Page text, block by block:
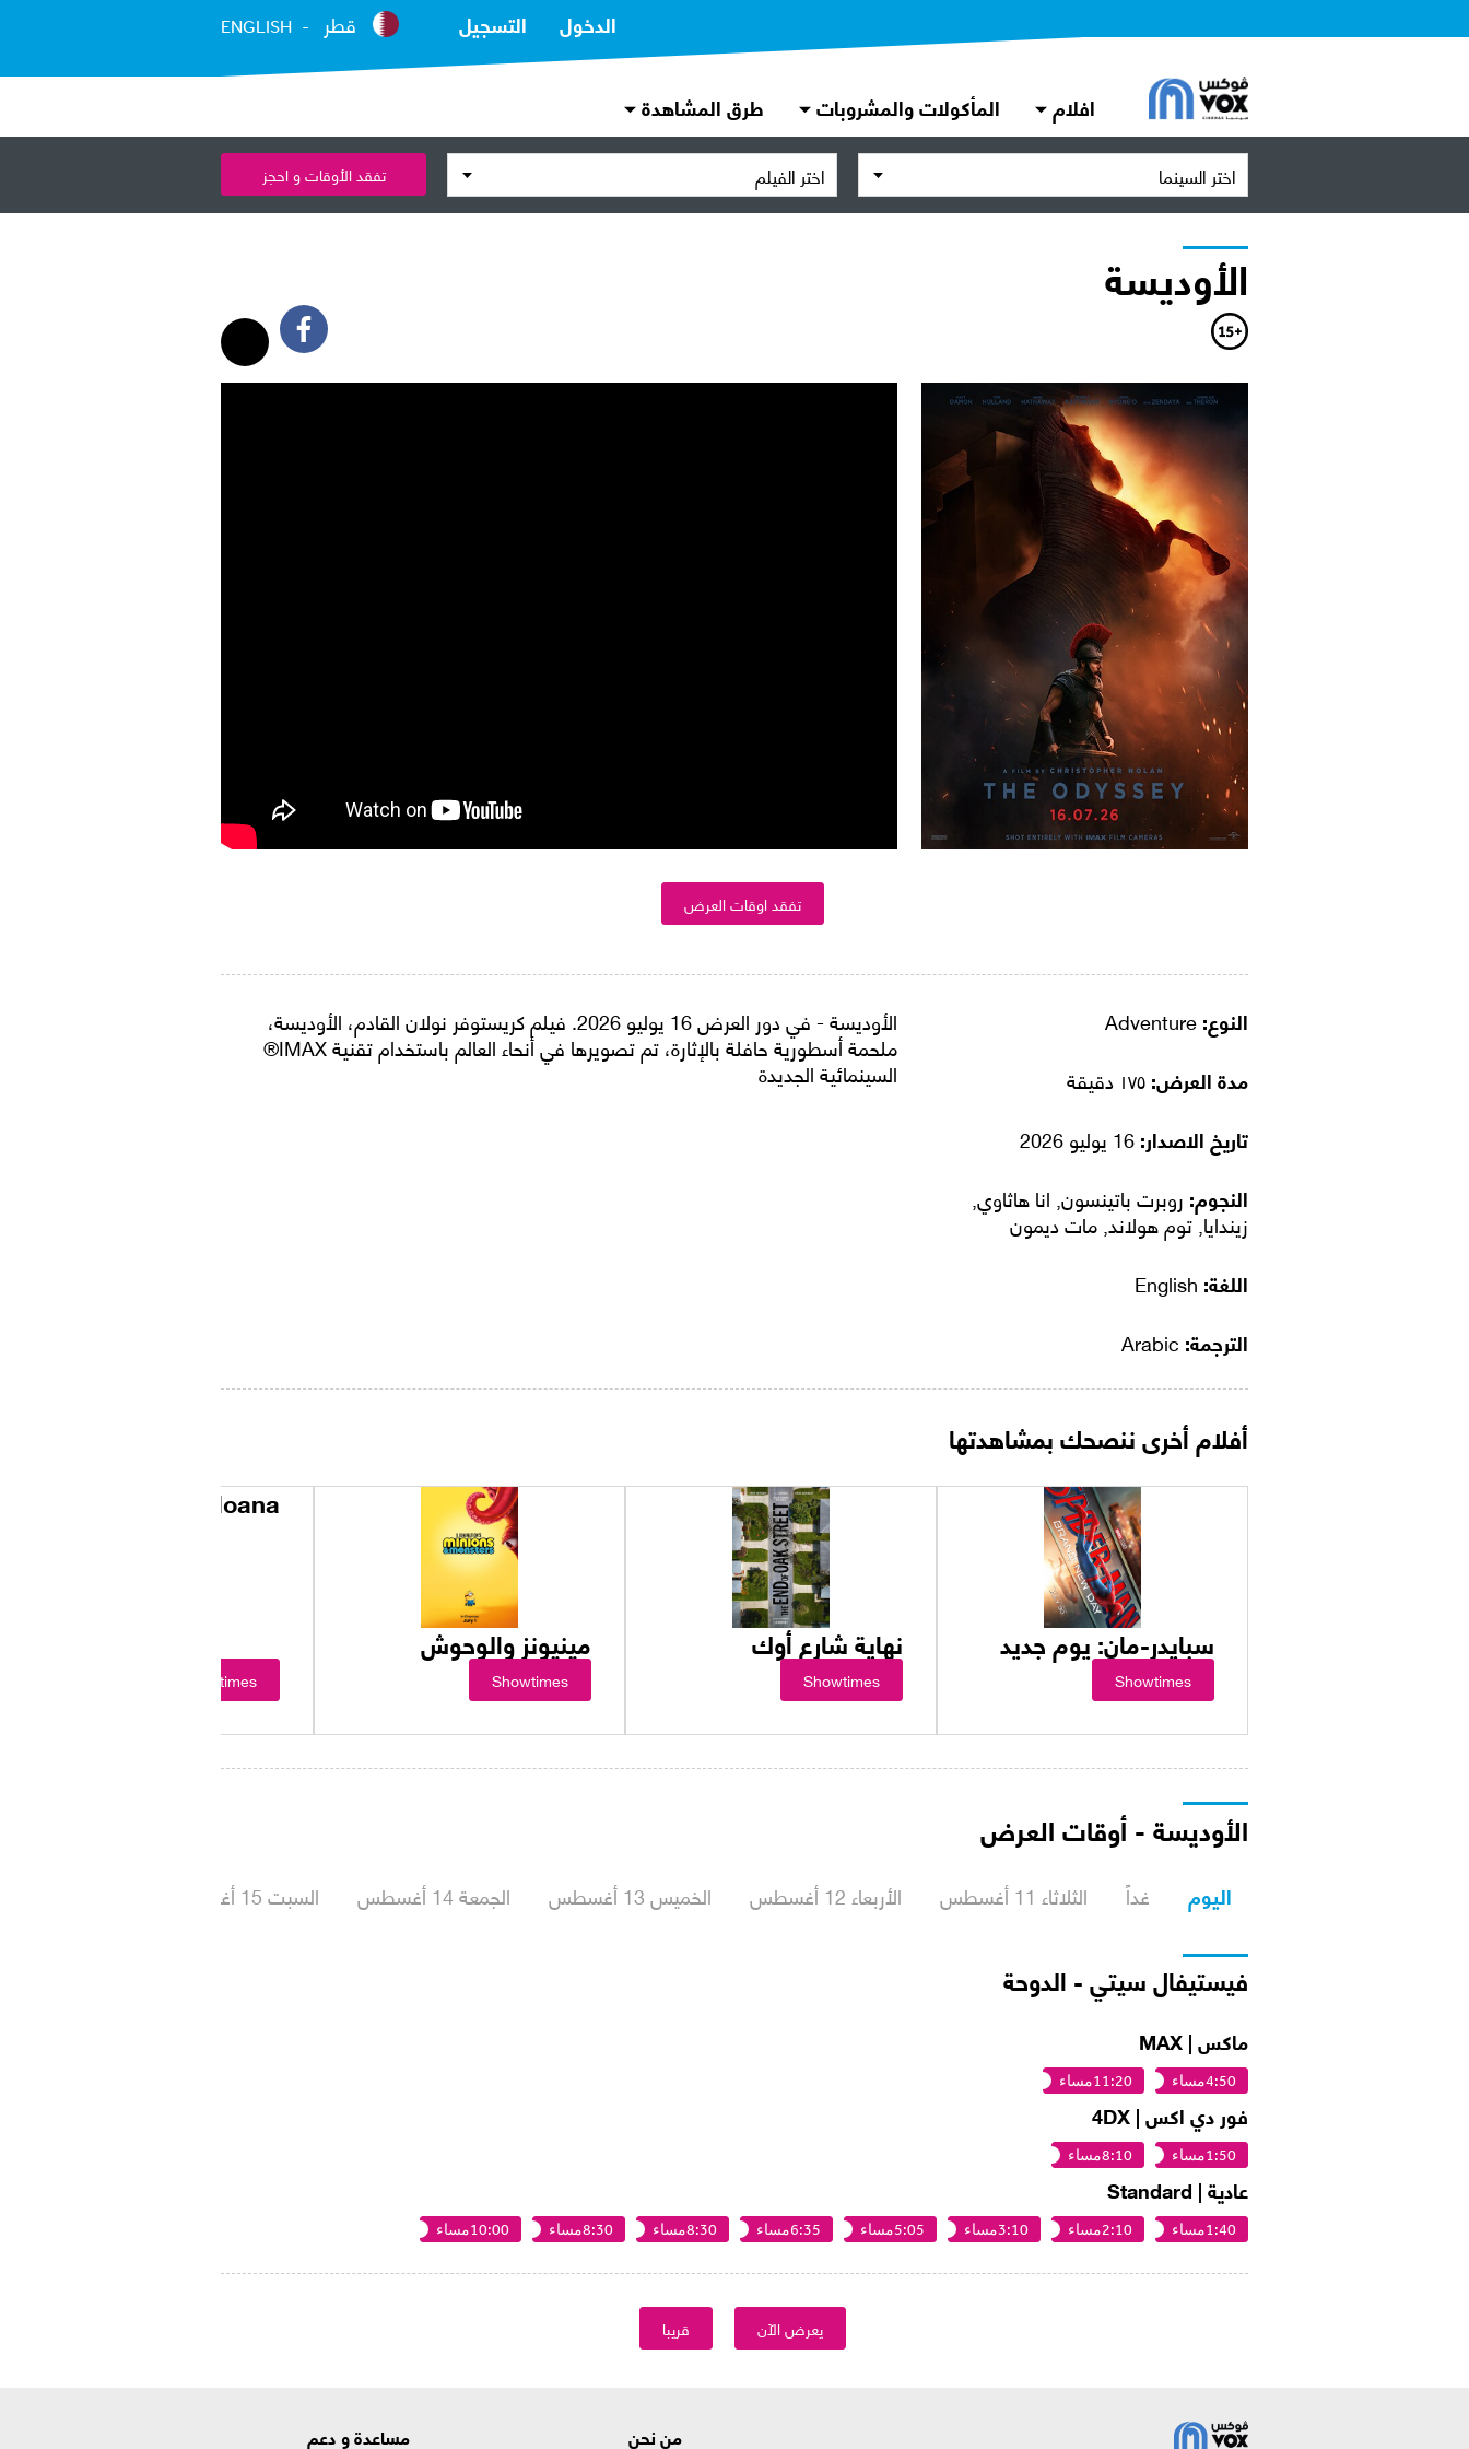
الدخول التسجيل قطر ENGLISH
افلام المأكولات والمشروبات طرق المشاهدة
اختر السينما اختر الفيلم تفقد الأوقات و احجز
الأوديسة
تفقد اوقات العرض
النوع:
مدة العرض:
تاريخ الاصدار:
النجوم: روبرت باتينسون, انا هاثاوي,
زيندايا, توم هولاند, مات ديمون
اللغة:
الترجمة:
الأوديسة - في دور العرض 16 يوليو 2026. فيلم كريستوفر نولان القادم، الأوديسة،
ملحمة أسطورية حافلة بالإثارة، تم تصويرها في أنحاء العالم باستخدام تقنية IMAX®
السينمائية الجديدة
أفلام أخرى ننصحك بمشاهدتها
سبايدر-مان: يوم جديد
Showtimes
نهاية شارع أوك
Showtimes
مينيونز والوحوش
Showtimes
Moana
Showtimes
الأوديسة - أوقات العرض
اليوم غداً الثلاثاء 11 أغسطس الأربعاء 12 أغسطس الخميس 13 أغسطس الجمعة 14 أغسطس السبت 15 أغسطس
فيستيفال سيتي - الدوحة
ماكس | MAX
4:50مساء 11:20مساء
فور دي اكس | 4DX
1:50مساء 8:10مساء
عادية | Standard
1:40مساء 2:10مساء 3:10مساء 5:05مساء 6:35مساء 8:30مساء 8:30مساء 10:00مساء
يعرض الآن قريبا
من نحن مساعدة و دعم